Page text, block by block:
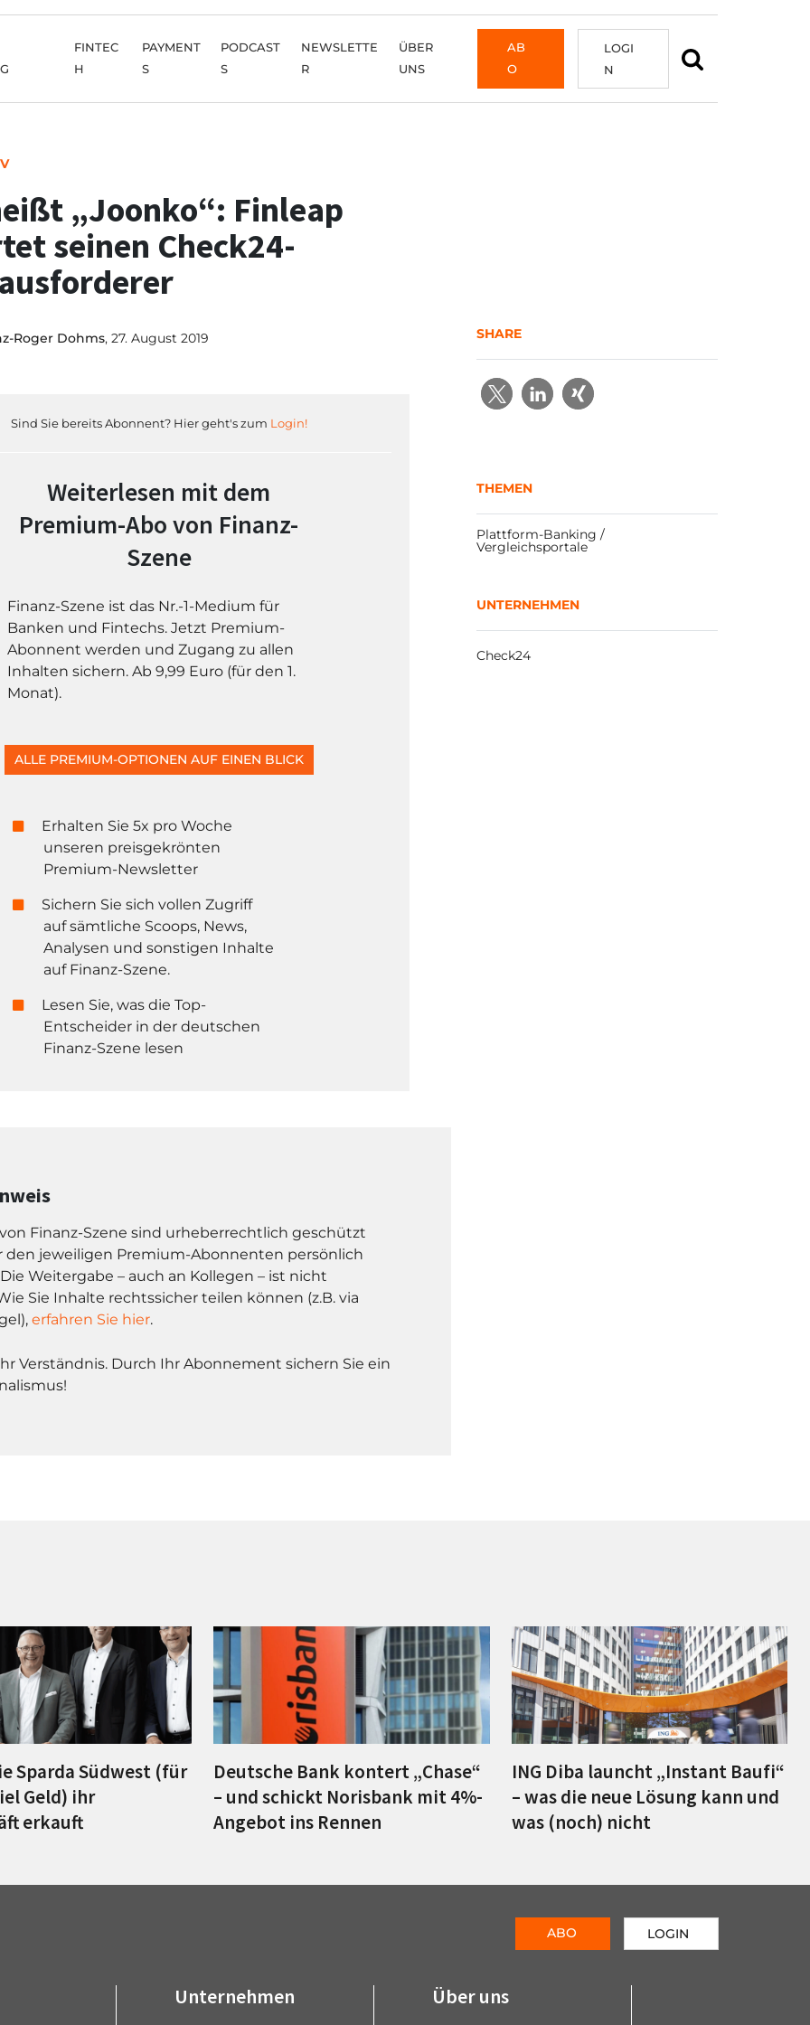
FINTEC
H
PAYMENT
S
PODCAST
S
NEWSLETTE
R
ÜBER
UNS
AB
O
LOGI
N
„Joonko“: Finleap
seinen Check24-
Roger Dohms, 27. August 2019
Sind Sie bereits Abonnent? Hier geht's zum Login!
Weiterlesen mit dem
Premium-Abo von Finanz-
Szene
Finanz-Szene ist das Nr.-1-Medium für
Banken und Fintechs. Jetzt Premium-
Abonnent werden und Zugang zu allen
Inhalten sichern. Ab 9,99 Euro (für den 1.
Monat).
ALLE PREMIUM-OPTIONEN AUF EINEN BLICK
Erhalten Sie 5x pro Woche
unseren preisgekrönten
Premium-Newsletter
Sichern Sie sich vollen Zugriff
auf sämtliche Scoops, News,
Analysen und sonstigen Inhalte
auf Finanz-Szene.
Lesen Sie, was die Top-
Entscheider in der deutschen
Finanz-Szene lesen
Finanz-Szene sind urheberrechtlich geschützt
den jeweiligen Premium-Abonnenten persönlich
Weitergabe – auch an Kollegen – ist nicht
Sie Inhalte rechtssicher teilen können (z.B. via
erfahren Sie hier.
Verständnis. Durch Ihr Abonnement sichern Sie ein
SHARE
THEMEN
Plattform-Banking /
Vergleichsportale
UNTERNEHMEN
Check24
Sparda Südwest (für
Geld) ihr
erkauft
Deutsche Bank kontert „Chase“
– und schickt Norisbank mit 4%-
Angebot ins Rennen
ING Diba launcht „Instant Baufi“
– was die neue Lösung kann und
was (noch) nicht
Unternehmen Über uns
ABO LOGIN